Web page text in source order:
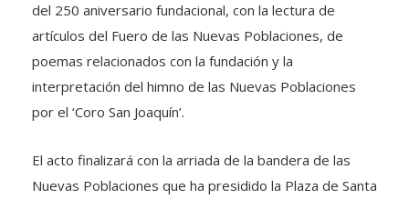
del 250 aniversario fundacional, con la lectura de
artículos del Fuero de las Nuevas Poblaciones, de
poemas relacionados con la fundación y la
interpretación del himno de las Nuevas Poblaciones
por el ‘Coro San Joaquín’.
El acto finalizará con la arriada de la bandera de las
Nuevas Poblaciones que ha presidido la Plaza de Santa